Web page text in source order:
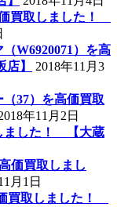
買取しました！
W6920071）を高
】
2018年11月3
37）を高価買取
年11月2日
ました！ 【大蔵
価買取しまし
月1日
買取しました！